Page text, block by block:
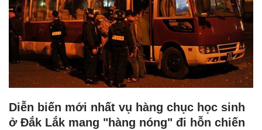
Diễn biến mới nhất vụ hàng chục học sinh
ở Đắk Lắk mang "hàng nóng" đi hỗn chiến